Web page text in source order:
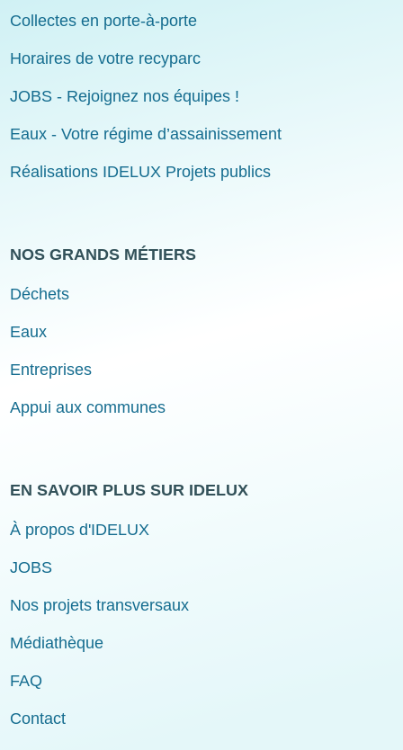
Collectes en porte-à-porte
Horaires de votre recyparc
JOBS - Rejoignez nos équipes !
Eaux - Votre régime d’assainissement
Réalisations IDELUX Projets publics
NOS GRANDS MÉTIERS
Déchets
Eaux
Entreprises
Appui aux communes
EN SAVOIR PLUS SUR IDELUX
À propos d'IDELUX
JOBS
Nos projets transversaux
Médiathèque
FAQ
Contact